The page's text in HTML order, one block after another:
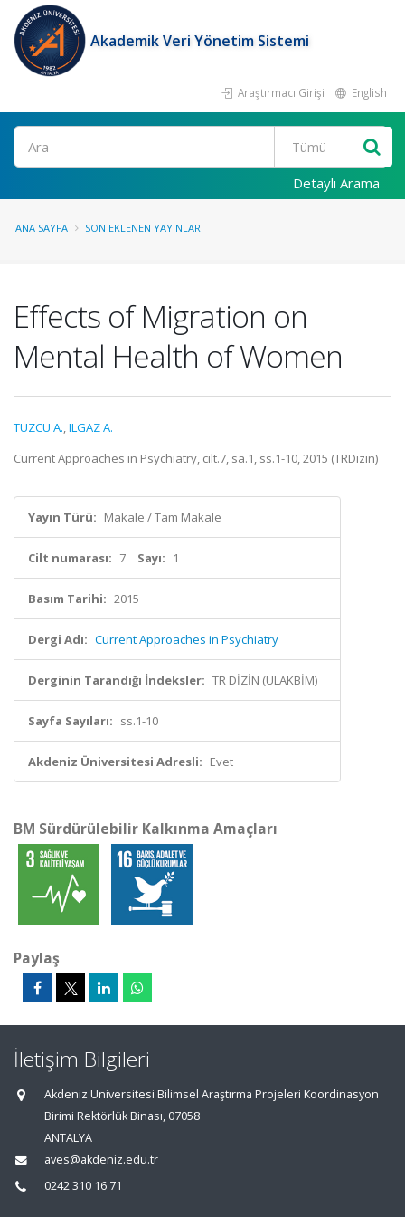
Akademik Veri Yönetim Sistemi
Araştırmacı Girişi English
Ara
Detaylı Arama
ANA SAYFA SON EKLENEN YAYINLAR
Effects of Migration on
Mental Health of Women
TUZCU A.,ILGAZ A.
Current Approaches in Psychiatry, cilt.7, sa.1, ss.1-10, 2015 (TRDizin)
Yayın Türü: Makale / Tam Makale
Cilt numarası: 7 Sayı: 1
Basım Tarihi: 2015
Dergi Adı: Current Approaches in Psychiatry
Derginin Tarandığı İndeksler: TR DİZİN (ULAKBİM)
Sayfa Sayıları: ss.1-10
Akdeniz Üniversitesi Adresli: Evet
BM Sürdürülebilir Kalkınma Amaçları
Paylaş
İletişim Bilgileri
Akdeniz Üniversitesi Bilimsel Araştırma Projeleri Koordinasyon
Birimi Rektörlük Binası, 07058
ANTALYA
aves@akdeniz.edu.tr
0242 310 16 71